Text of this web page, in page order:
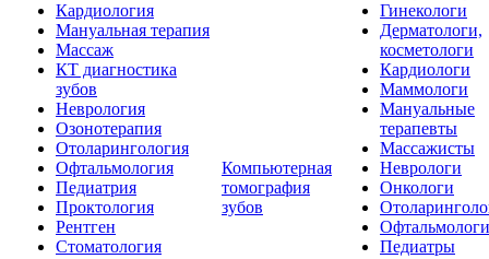
Кардиология
Мануальная терапия
Массаж
КТ диагностика
зубов
Неврология
Озонотерапия
Отоларингология
Офтальмология
Педиатрия
Проктология
Рентген
Стоматология
Компьютерная
томография
зубов
Гинекологи
Дерматологи,
косметологи
Кардиологи
Маммологи
Мануальные
терапевты
Массажисты
Неврологи
Онкологи
Офтальмологи
Педиатры